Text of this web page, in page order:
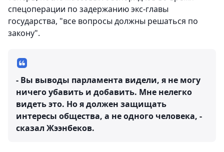
спецоперации по задержанию экс-главы
государства, "все вопросы должны решаться по
закону".
- Вы выводы парламента видели, я не могу
ничего убавить и добавить. Мне нелегко
видеть это. Но я должен защищать
интересы общества, а не одного человека, -
сказал Жээнбеков.